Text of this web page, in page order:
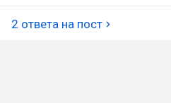
2 ответа на пост